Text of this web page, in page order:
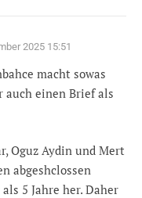
2025 15:51
macht sowas
einen Brief als
Oguz Aydin und Mert
abgeshclossen
5 Jahre her. Daher